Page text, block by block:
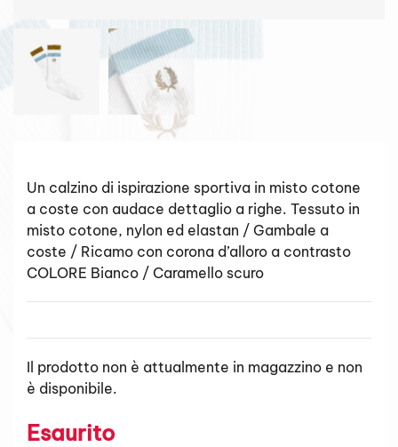
Un calzino di ispirazione sportiva in misto cotone
a coste con audace dettaglio a righe. Tessuto in
misto cotone, nylon ed elastan / Gambale a
coste / Ricamo con corona d’alloro a contrasto
COLORE Bianco / Caramello scuro
Il prodotto non è attualmente in magazzino e non
è disponibile.
Esaurito